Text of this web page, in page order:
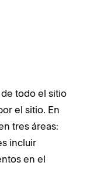
todo el sitio
el sitio. En
tres áreas:
incluir
en el